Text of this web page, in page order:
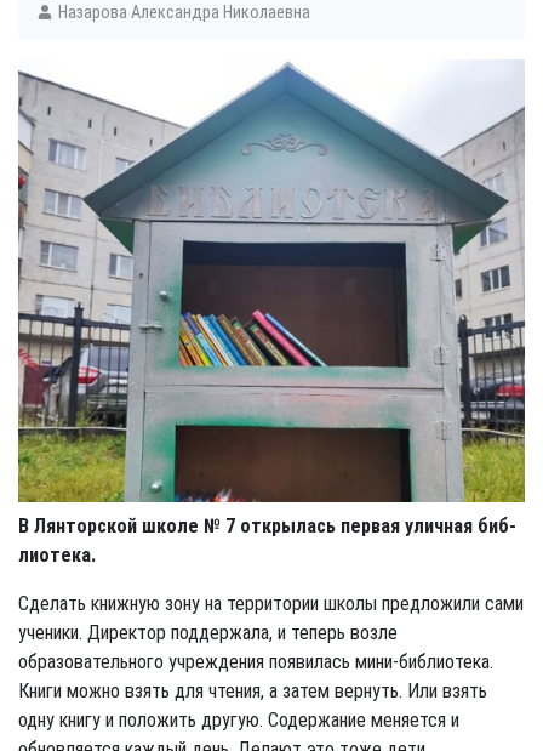
Назарова Александра Николаевна
В Лянторской школе № 7 открылась первая уличная биб­
лиотека.
Сделать книжную зону на территории школы предложили сами
ученики. Директор поддержала, и теперь возле
образовательного учреждения появилась мини-библиотека.
Книги можно взять для чтения, а затем вернуть. Или взять
одну книгу и положить другую. Содержание меняется и